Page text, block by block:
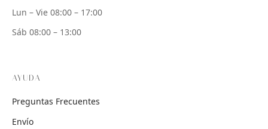
Lun – Vie 08:00 – 17:00
Sáb 08:00 – 13:00
AYUDA
Preguntas Frecuentes
Envío